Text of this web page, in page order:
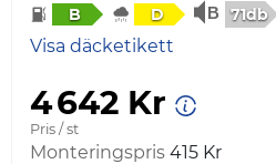
B D 71db
Visa däcketikett
4 642 Kr
Pris / st
Monteringspris 415 Kr